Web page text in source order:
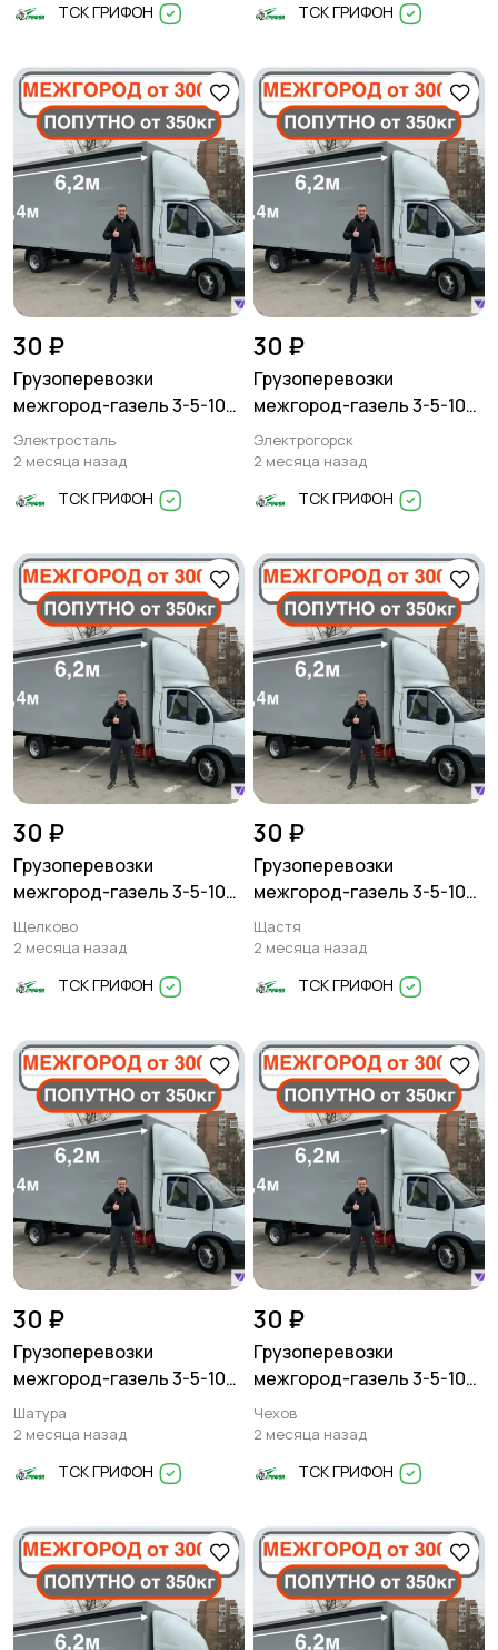
ТСК ГРИФОН ТСК ГРИФОН
30 ₽
Грузоперевозки
межгород-газель 3-5-10
тонн
Электросталь
2 месяца назад
ТСК ГРИФОН
30 ₽
Грузоперевозки
межгород-газель 3-5-10
тонн
Электрогорск
2 месяца назад
ТСК ГРИФОН
30 ₽
Грузоперевозки
межгород-газель 3-5-10
тонн
Щелково
2 месяца назад
ТСК ГРИФОН
30 ₽
Грузоперевозки
межгород-газель 3-5-10
тонн
Щастя
2 месяца назад
ТСК ГРИФОН
30 ₽
Грузоперевозки
межгород-газель 3-5-10
тонн
Шатура
2 месяца назад
ТСК ГРИФОН
30 ₽
Грузоперевозки
межгород-газель 3-5-10
тонн
Чехов
2 месяца назад
ТСК ГРИФОН